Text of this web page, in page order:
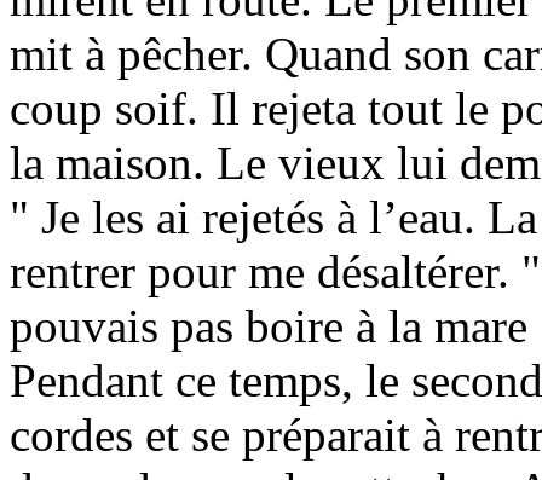
mit à pêcher. Quand son
coup soif. Il rejeta tout le
la maison. Le vieux lui
" Je les ai rejetés à l’eau.
rentrer pour me désaltérer.
pouvais pas boire à la
Pendant ce temps, le
cordes et se préparait à